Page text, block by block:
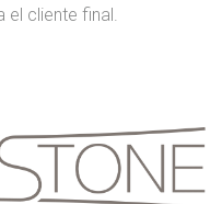
el cliente final.